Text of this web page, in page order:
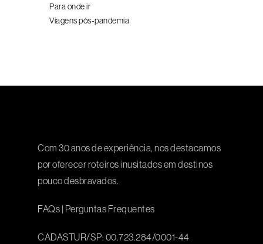
Para onde ir
Viagens pós-pandemia
Com 30 anos de experiência, nos destacamos
por oferecer roteiros inusitados em destinos
pouco desbravados.
FAQs | Perguntas Frequentes
CADASTUR/SP: 00.723.284/0001-44